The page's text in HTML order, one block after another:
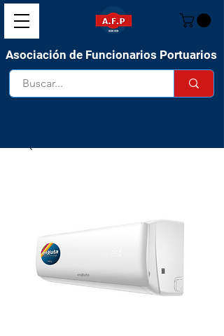
Asociación de Funcionarios Portuarios